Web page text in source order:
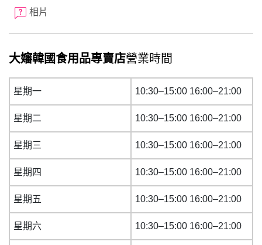
相片
大嬸韓國食用品專賣店營業時間
星期一 10:30–15:00 16:00–21:00
星期二 10:30–15:00 16:00–21:00
星期三 10:30–15:00 16:00–21:00
星期四 10:30–15:00 16:00–21:00
星期五 10:30–15:00 16:00–21:00
星期六 10:30–15:00 16:00–21:00